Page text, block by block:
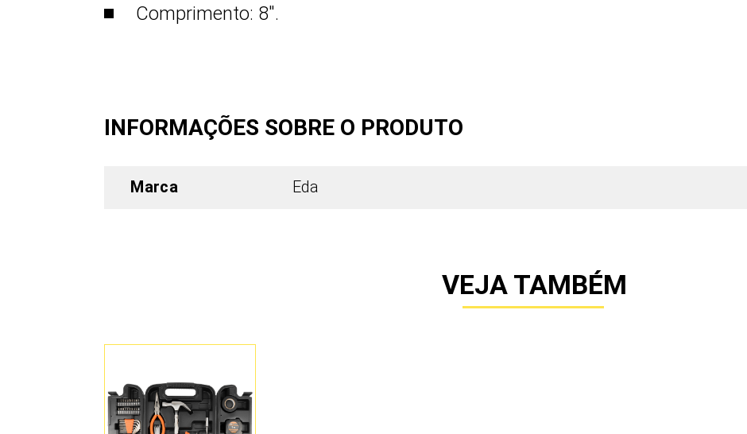
Comprimento: 8".
INFORMAÇÕES SOBRE O PRODUTO
Marca Eda
VEJA TAMBÉM